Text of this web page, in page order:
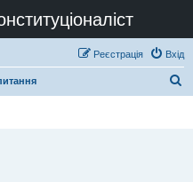
Вхід
Реєстрація